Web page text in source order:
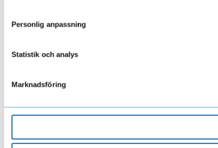
Personlig anpassning
Statistik och analys
Marknadsföring